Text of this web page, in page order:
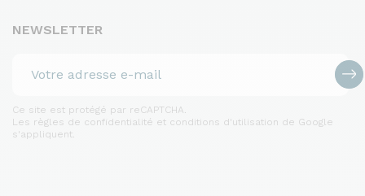
NEWSLETTER
Ce site est protégé par reCAPTCHA.
Les règles de confidentialité et conditions d'utilisation de Google
s'appliquent.